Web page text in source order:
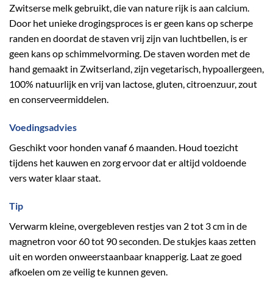
Zwitserse melk gebruikt, die van nature rijk is aan calcium.
Door het unieke drogingsproces is er geen kans op scherpe
randen en doordat de staven vrij zijn van luchtbellen, is er
geen kans op schimmelvorming. De staven worden met de
hand gemaakt in Zwitserland, zijn vegetarisch, hypoallergeen,
100% natuurlijk en vrij van lactose, gluten, citroenzuur, zout
en conserveermiddelen.
Voedingsadvies
Geschikt voor honden vanaf 6 maanden. Houd toezicht
tijdens het kauwen en zorg ervoor dat er altijd voldoende
vers water klaar staat.
Tip
Verwarm kleine, overgebleven restjes van 2 tot 3 cm in de
magnetron voor 60 tot 90 seconden. De stukjes kaas zetten
uit en worden onweerstaanbaar knapperig. Laat ze goed
afkoelen om ze veilig te kunnen geven.